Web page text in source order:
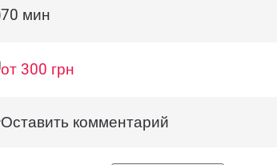
70 мин
от 300 грн
Оставить комментарий